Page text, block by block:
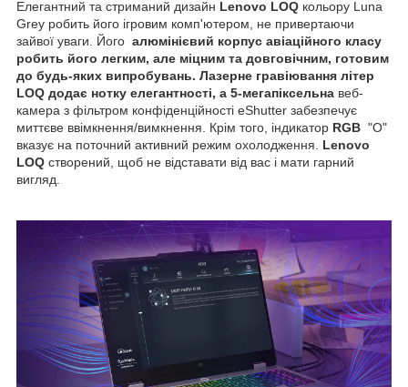
Елегантний та стриманий дизайн Lenovo LOQ кольору Luna
Grey робить його ігровим комп'ютером, не привертаючи
зайвої уваги. Його алюмінієвий корпус авіаційного класу
робить його легким, але міцним та довговічним, готовим
до будь-яких випробувань. Лазерне гравіювання літер
LOQ додає нотку елегантності, а 5-мегапіксельна веб-
камера з фільтром конфіденційності eShutter забезпечує
миттєве ввімкнення/вимкнення. Крім того, індикатор RGB "O"
вказує на поточний активний режим охолодження. Lenovo
LOQ створений, щоб не відставати від вас і мати гарний
вигляд.